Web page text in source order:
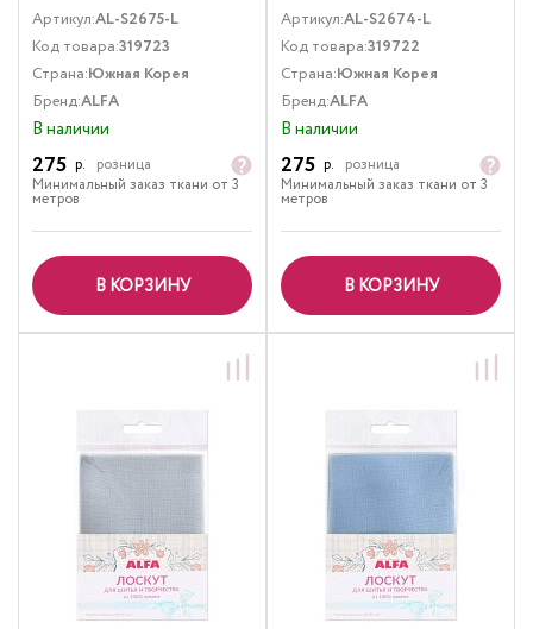
Артикул:AL-S2675-L
Код товара:319723
Страна:Южная Корея
Бренд:ALFA
В наличии
275 р.
розница
Минимальный заказ ткани от 3
метров
В КОРЗИНУ
Артикул:AL-S2674-L
Код товара:319722
Страна:Южная Корея
Бренд:ALFA
В наличии
275 р.
розница
Минимальный заказ ткани от 3
метров
В КОРЗИНУ